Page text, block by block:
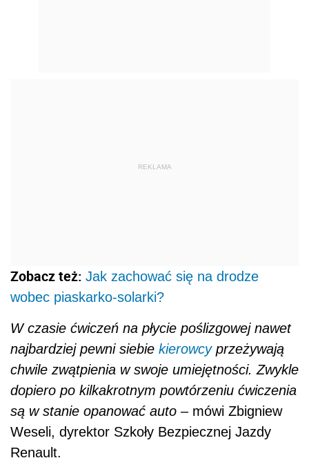
REKLAMA
Zobacz też: Jak zachować się na drodze
wobec piaskarko-solarki?
W czasie ćwiczeń na płycie poślizgowej nawet
najbardziej pewni siebie kierowcyprzeżywają
chwile zwątpienia w swoje umiejętności. Zwykle
dopiero po kilkakrotnym powtórzeniu ćwiczenia
są w stanie opanować auto – mówi Zbigniew
Weseli, dyrektor Szkoły Bezpiecznej Jazdy
Renault.